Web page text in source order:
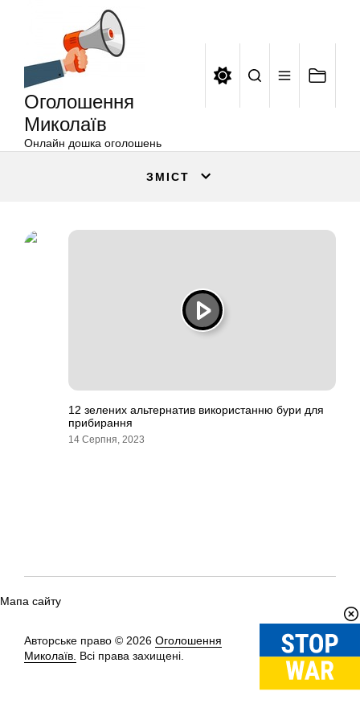
Оголошення
Миколаїв
Онлайн дошка оголошень
ЗМІСТ
12 зелених альтернатив використанню бури для
прибирання
14 Серпня, 2023
Мапа сайту
Авторське право © 2026 Оголошення
Миколаїв. Всі права захищені.
Вгору↑